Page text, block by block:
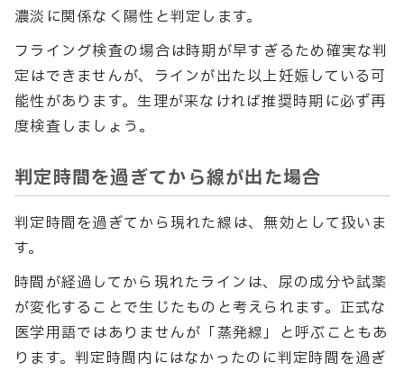
濃淡に関係なく陽性と判定します。
フライング検査の場合は時期が早すぎるため確実な判
定はできませんが、ラインが出た以上妊娠している可
能性があります。生理が来なければ推奨時期に必ず再
度検査しましょう。
判定時間を過ぎてから線が出た場合
判定時間を過ぎてから現れた線は、無効として扱いま
す。
時間が経過してから現れたラインは、尿の成分や試薬
が変化することで生じたものと考えられます。正式な
医学用語ではありませんが「蒸発線」と呼ぶこともあ
ります。判定時間内にはなかったのに判定時間を過ぎ